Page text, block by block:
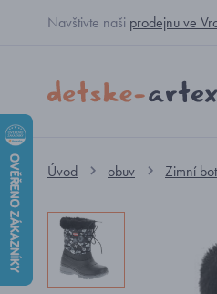
Navštivte naši prodejnu ve
Úvod obuv Zimní